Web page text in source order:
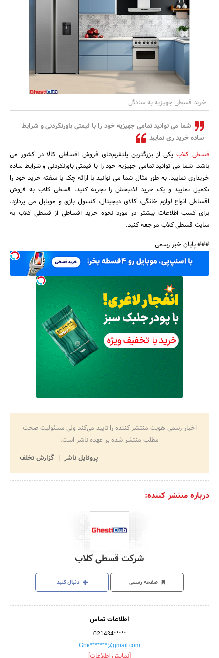
مسکن و ساختمان
جستجو
خرید قسطی جهیزیه به سادگی
شما می توانید تمامی جهیزیه خود را با قیمتی باورنکردنی و شرایط
ساده خریداری نمایید
قسطی کلابیکی از بزرگترین پلتفرم‌های فروش اقساطی کالا در کشور می
باشد. شما می توانید تمامی جهیزیه خود را با قیمتی باورنکردنی و شرایط ساده
خریداری نمایید. به طور مثال شما می توانید با ارائه چک یا سفته خرید خود را
تکمیل نمایید و یک خرید لذتبخش را تجربه کنید. قسطی کلاب به فروش
اقساطی انواع لوازم خانگی، کالای دیجیتال، کنسول بازی و موبایل می پردازد.
برای کسب اطلاعات بیشتر در مورد نحوه خرید اقساطی از قسطی کلاب به
سایت قسطی کلاب مراجعه کنید.
### پایان خبر رسمی
اخبار رسمی هویت منتشر کننده را تایید می‌کند ولی مسئولیت صحت
مطلب منتشر شده بر عهده ناشر است.
پروفایل ناشر
گزارش تخلف
درباره منتشر کننده:
شرکت قسطی کلاب
صفحه رسمی دنبال کنید
اطلاعات تماس
021434*****
Ghe*******@gmail.com
[نمایش اطلاعات]